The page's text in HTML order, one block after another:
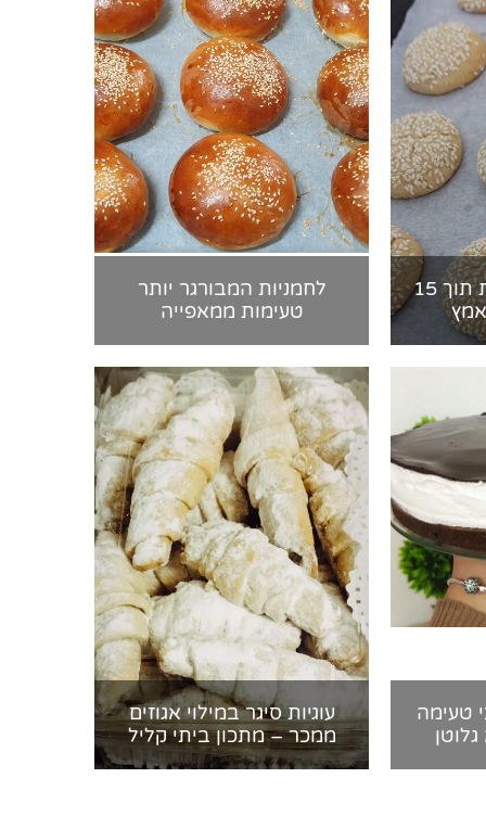
עוגיות טחינה מוכנות תוך 15
לחמניות המבורגר יותר
טעימות ממאפייה
טעימה
עוגיות סיגר במילוי אגוזים
ממכר – מתכון ביתי קליל